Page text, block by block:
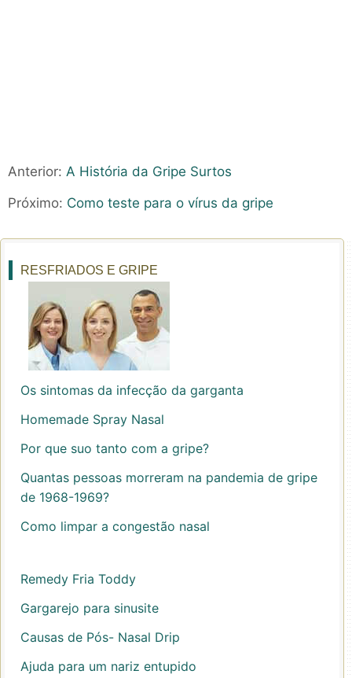
Anterior: A História da Gripe Surtos
Próximo: Como teste para o vírus da gripe
RESFRIADOS E GRIPE
Os sintomas da infecção da garganta
Homemade Spray Nasal
Por que suo tanto com a gripe?
Quantas pessoas morreram na pandemia de gripe
de 1968-1969?
Como limpar a congestão nasal
Remedy Fria Toddy
Gargarejo para sinusite
Causas de Pós- Nasal Drip
Ajuda para um nariz entupido